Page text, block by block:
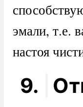
эмали, т.е.
настоя
9.